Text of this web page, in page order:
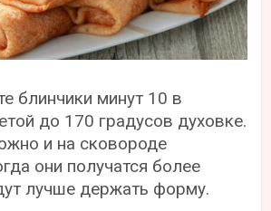
блинчики минут 10 в
до 170 градусов духовке.
и на сковороде
они получатся более
лучше держать форму.